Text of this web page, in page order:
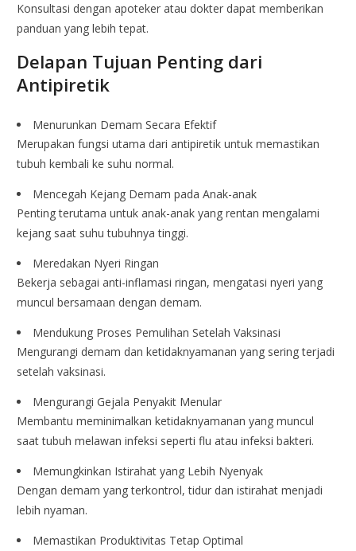
Konsultasi dengan apoteker atau dokter dapat memberikan
panduan yang lebih tepat.
Delapan Tujuan Penting dari
Antipiretik
Menurunkan Demam Secara Efektif
Merupakan fungsi utama dari antipiretik untuk memastikan
tubuh kembali ke suhu normal.
Mencegah Kejang Demam pada Anak-anak
Penting terutama untuk anak-anak yang rentan mengalami
kejang saat suhu tubuhnya tinggi.
Meredakan Nyeri Ringan
Bekerja sebagai anti-inflamasi ringan, mengatasi nyeri yang
muncul bersamaan dengan demam.
Mendukung Proses Pemulihan Setelah Vaksinasi
Mengurangi demam dan ketidaknyamanan yang sering terjadi
setelah vaksinasi.
Mengurangi Gejala Penyakit Menular
Membantu meminimalkan ketidaknyamanan yang muncul
saat tubuh melawan infeksi seperti flu atau infeksi bakteri.
Memungkinkan Istirahat yang Lebih Nyenyak
Dengan demam yang terkontrol, tidur dan istirahat menjadi
lebih nyaman.
Memastikan Produktivitas Tetap Optimal